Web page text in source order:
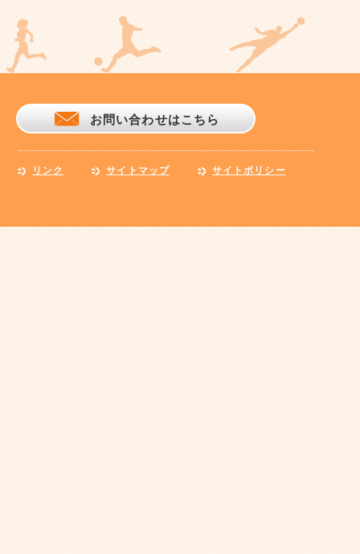
お問い合わせはこちら
リンク サイトマップ サイトポリシー